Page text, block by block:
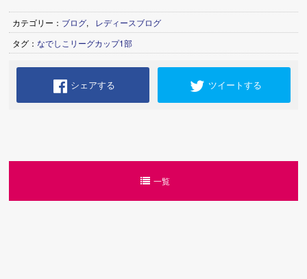
カテゴリー： ブログ,
レディースブログ
タグ：なでしこリーグカップ1部
シェアする ツイートする
一覧